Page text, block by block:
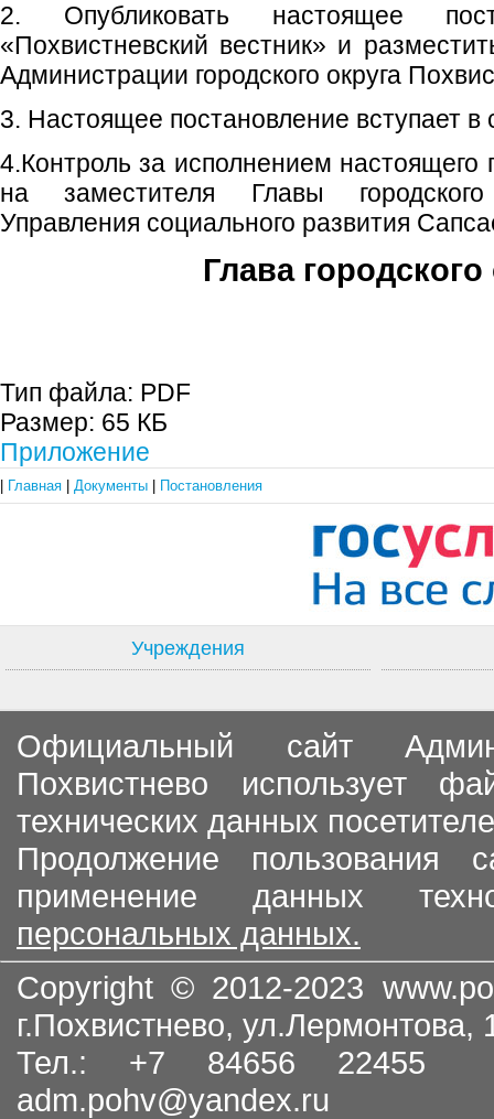
2. Опубликовать настоящее
«Похвистневский вестник» и
Администрации городского округа
3. Настоящее постановление вступает в
4.Контроль за исполнением настоящего
на заместителя Главы городского
Управления социального развития
Глава городского
Тип файла: PDF
Размер: 65 КБ
Приложение
Главная Документы Постановления
Учреждения
Официальный сайт
Похвистнево использует
технических данных
Продолжение пользования
применение данных
персональных данных.
Copyright © 2012-2023
г.Похвистнево, ул.Лермонтова,
Тел.: +7 84656
adm.pohv@yandex.ru